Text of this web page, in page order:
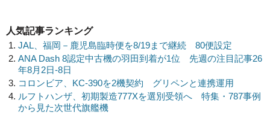
人気記事ランキング
JAL、福岡－鹿児島臨時便を8/19まで継続 80便設定
ANA Dash 8認定中古機の羽田到着が1位 先週の注目記事26
年8月2日-8日
コロンビア、KC-390を2機契約 グリペンと連携運用
ルフトハンザ、初期製造777Xを選別受領へ 特集・787事例
から見た次世代旗艦機